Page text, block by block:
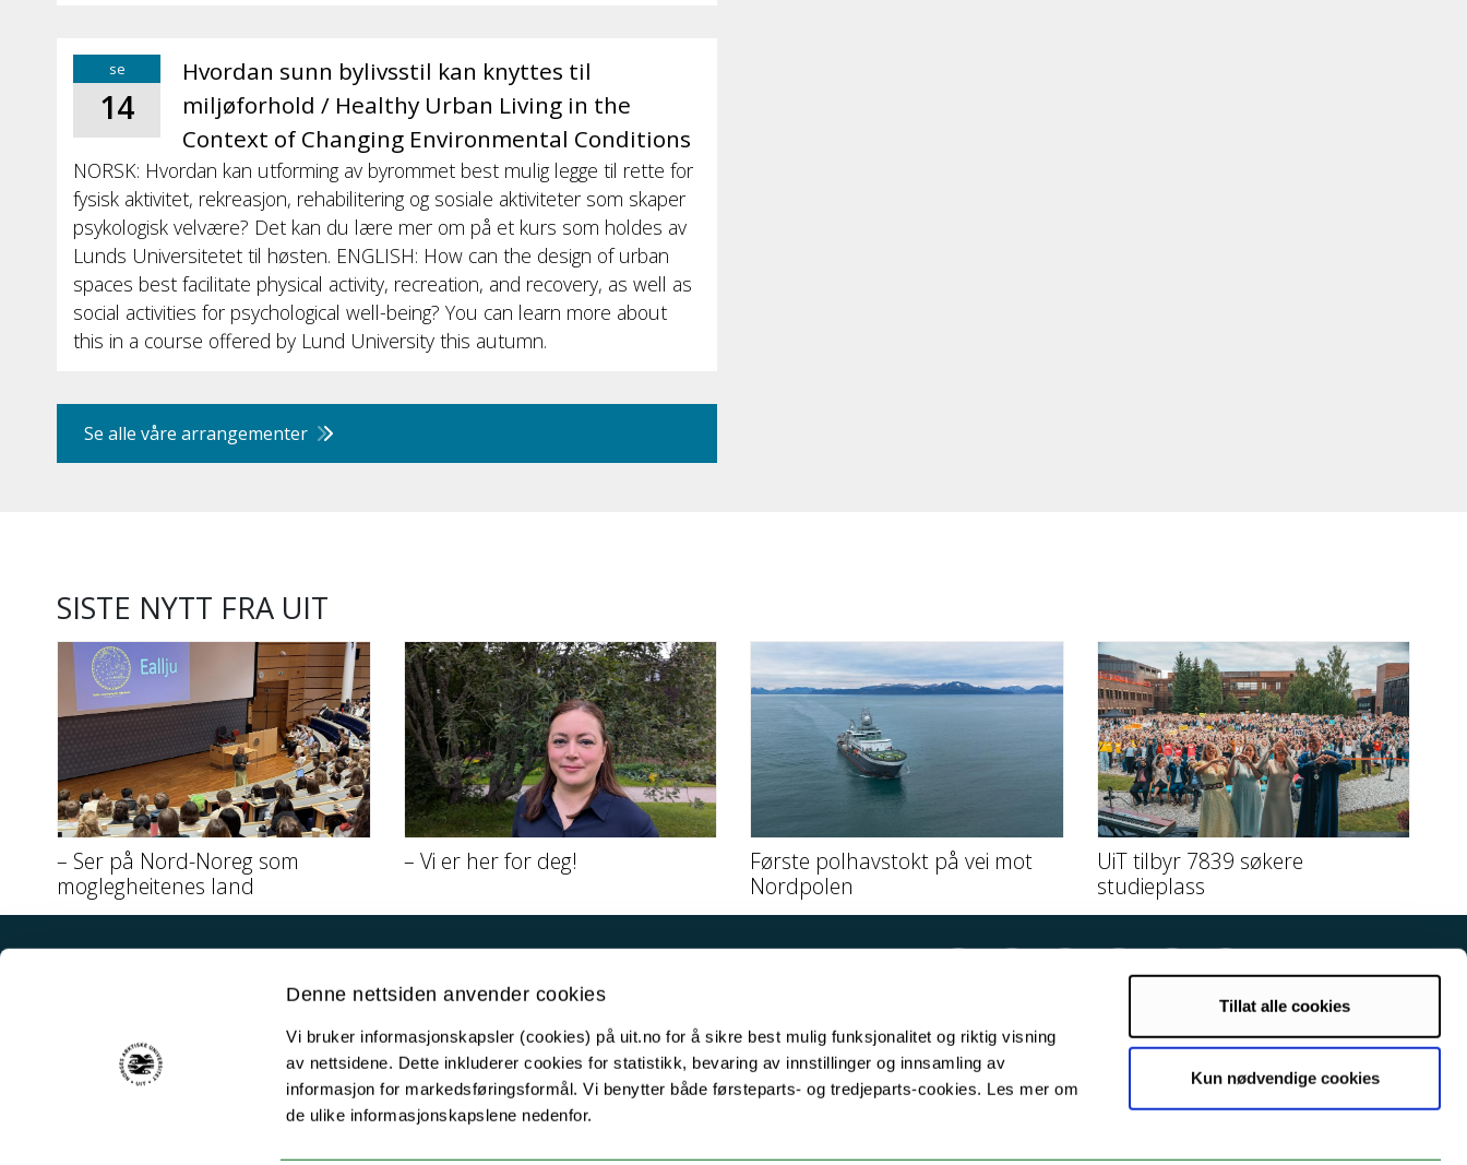
Denne nettsiden anvender cookies
Vi bruker informasjonskapsler (cookies) på uit.no for å sikre best mulig funksjonalitet og riktig visning
av nettsidene. Dette inkluderer cookies for statistikk, bevaring av innstillinger og innsamling av
informasjon for markedsføringsformål. Vi benytter både førsteparts- og tredjeparts-cookies. Les mer om
de ulike informasjonskapslene nedenfor.
Tillat alle cookies
Kun nødvendige cookies
se
14
Hvordan sunn bylivsstil kan knyttes til
miljøforhold / Healthy Urban Living in the
Context of Changing Environmental Conditions
NORSK: Hvordan kan utforming av byrommet best mulig legge til rette for
fysisk aktivitet, rekreasjon, rehabilitering og sosiale aktiviteter som skaper
psykologisk velvære? Det kan du lære mer om på et kurs som holdes av
Lunds Universitetet til høsten. ENGLISH: How can the design of urban
spaces best facilitate physical activity, recreation, and recovery, as well as
social activities for psychological well-being? You can learn more about
this in a course offered by Lund University this autumn.
Se alle våre arrangementer
SISTE NYTT FRA UIT
– Ser på Nord-Noreg som
moglegheitenes land
– Vi er her for deg!
Første polhavstokt på vei mot
Nordpolen
UiT tilbyr 7839 søkere
studieplass
Driftsmeldinger
Personvern ved UiT
Sikkerhet, beredskap og personvern
For media
For skoler
Ledige stillinger
English website